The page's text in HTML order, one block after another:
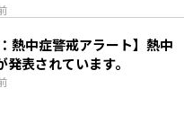
熱中症警戒アラート】熱中
表されています。